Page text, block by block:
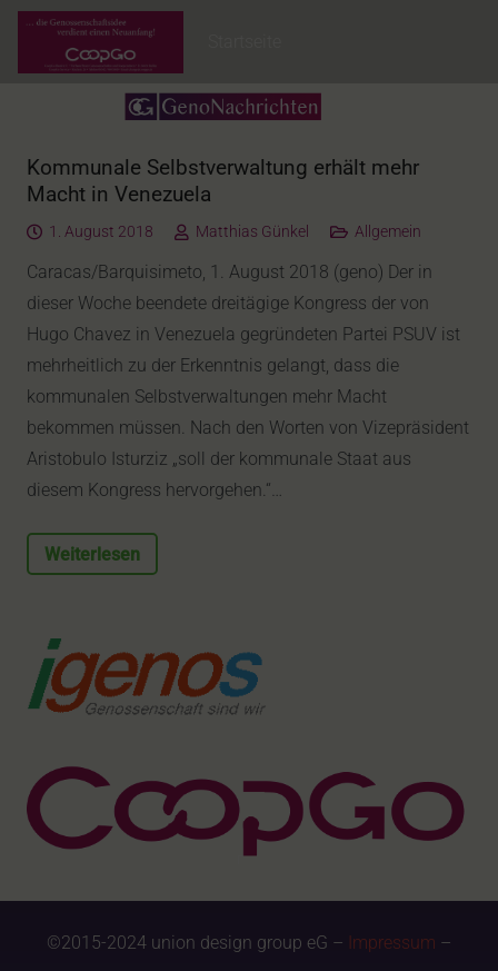
Kommunale Selbstverwaltung erhält mehr
Macht in Venezuela
1. August 2018 Matthias Günkel Allgemein
Caracas/Barquisimeto, 1. August 2018 (geno) Der in
dieser Woche beendete dreitägige Kongress der von
Hugo Chavez in Venezuela gegründeten Partei PSUV ist
mehrheitlich zu der Erkenntnis gelangt, dass die
kommunalen Selbstverwaltungen mehr Macht
bekommen müssen. Nach den Worten von Vizepräsident
Aristobulo Isturziz „soll der kommunale Staat aus
diesem Kongress hervorgehen.“…
Weiterlesen
©2015-2024 union design group eG – Impressum –